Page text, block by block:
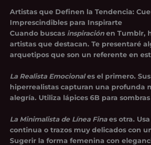
Artistas que Definen la Tendencia:
Imprescindibles para Inspirarte
Cuando buscas inspiraciónen Tumblr,
artistas que destacan. Te presentaré
arquetipos que son un referente en
La Realista Emocionales el primero.
hiperrealistas capturan una profunda
alegría. Utiliza lápices 6B para
La Minimalista de Línea Finaes otra.
continua o trazos muy delicados con
Sugerir la forma femenina con